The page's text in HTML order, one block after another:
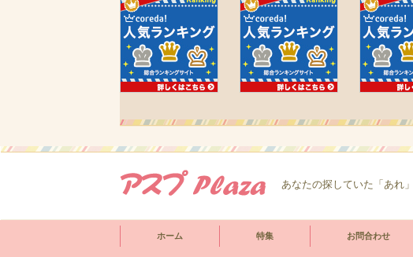
あなたの探していた「あれ
ホーム 特集 お問合わせ